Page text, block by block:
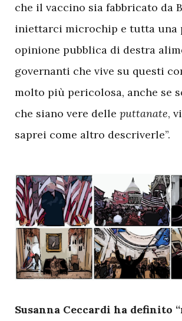
che il vaccino sia fabbricato da
iniettarci microchip e tutta una
opinione pubblica di destra
governanti che vive su questi
molto più pericolosa, anche se
che siano vere delle puttanate,
saprei come altro descriverle”.
Susanna Ceccardi ha definito